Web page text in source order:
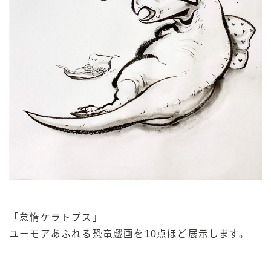
「怠惰ケラトプス」
ユーモアあふれる恐竜戯画を10点ほど展示します。